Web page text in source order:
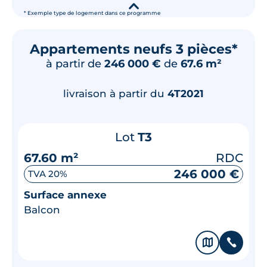
* Exemple type de logement dans ce programme
▾
Appartements neufs 3 pièces*
à partir de 246 000 € de 67.6 m²
livraison à partir du 4T2021
Lot T3
67.60 m²
RDC
TVA 20% 246 000 €
Surface annexe
Balcon
🗞 📞